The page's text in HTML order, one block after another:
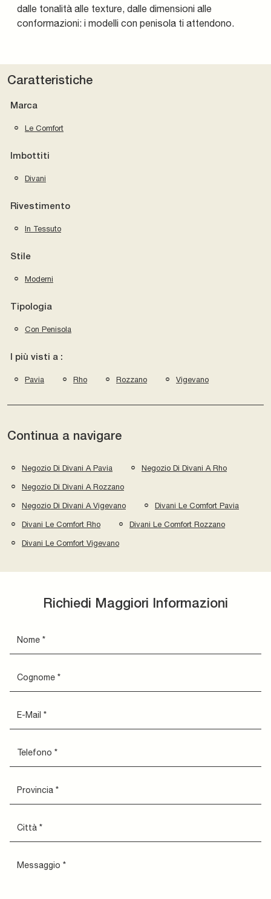
dalle tonalità alle texture, dalle dimensioni alle
conformazioni: i modelli con penisola ti attendono.
Caratteristiche
Marca
Le Comfort
Imbottiti
Divani
Rivestimento
In Tessuto
Stile
Moderni
Tipologia
Con Penisola
I più visti a :
Pavia Rho Rozzano Vigevano
Continua a navigare
Negozio Di Divani A Pavia Negozio Di Divani A Rho
Negozio Di Divani A Rozzano
Negozio Di Divani A Vigevano Divani Le Comfort Pavia
Divani Le Comfort Rho Divani Le Comfort Rozzano
Divani Le Comfort Vigevano
Richiedi Maggiori Informazioni